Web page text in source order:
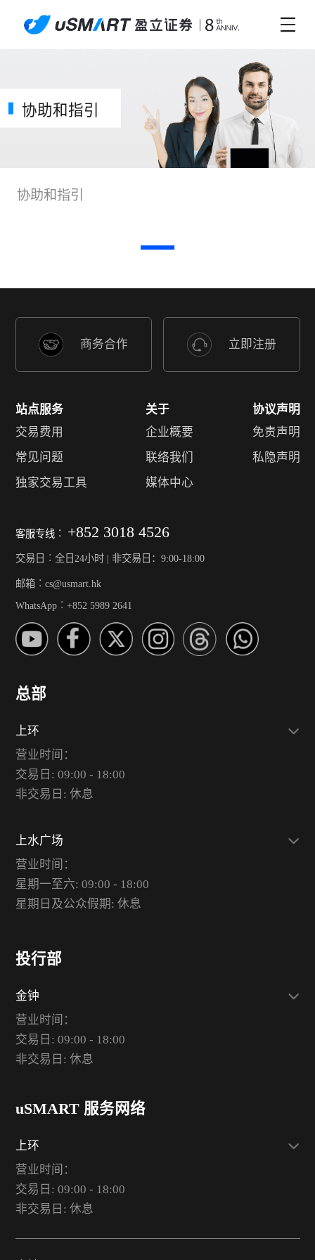
协助和指引
协助和指引
商务合作 立即注册
站点服务
交易费用
常见问题
独家交易工具
关于
企业概要
联络我们
媒体中心
协议声明
免责声明
私隐声明
客服专线︰ +852 3018 4526
交易日︰全日24小时 | 非交易日：9:00-18:00
邮箱︰cs@usmart.hk
WhatsApp︰+852 5989 2641
总部
上环
营业时间：
交易日: 09:00 - 18:00
非交易日: 休息
上水广场
营业时间：
星期一至六: 09:00 - 18:00
星期日及公众假期: 休息
投行部
金钟
营业时间：
交易日: 09:00 - 18:00
非交易日: 休息
uSMART 服务网络
上环
营业时间：
交易日: 09:00 - 18:00
非交易日: 休息